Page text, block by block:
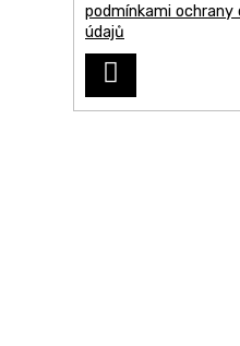
podmínkami ochrany
údajů
SE